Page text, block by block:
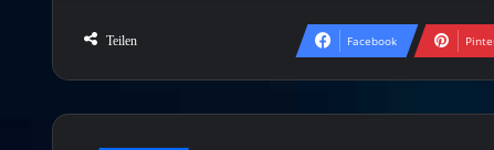
Teilen Facebook